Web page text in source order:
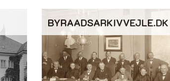
BYRAADSARKIVVEJLE.DK